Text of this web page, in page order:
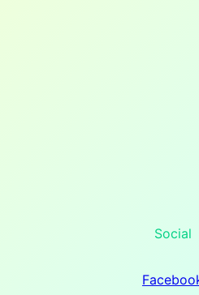
Social